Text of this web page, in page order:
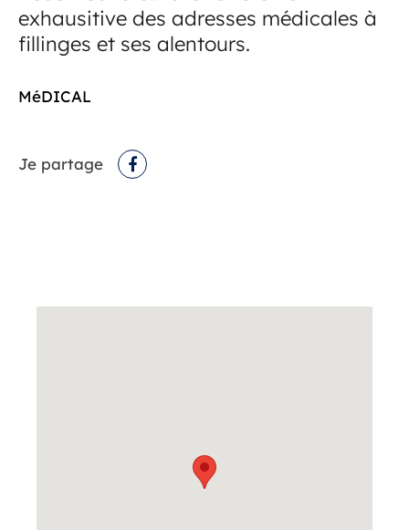
exhausitive des adresses médicales à
fillinges et ses alentours.
MéDICAL
Je partage
Facebook